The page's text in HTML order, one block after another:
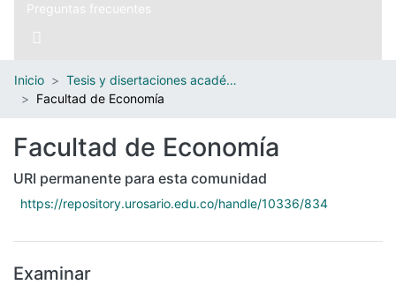
Preguntas frecuentes
Inicio
Tesis y disertaciones académicas
Facultad de Economía
Facultad de Economía
URI permanente para esta comunidad
https://repository.urosario.edu.co/handle/10336/834
Examinar